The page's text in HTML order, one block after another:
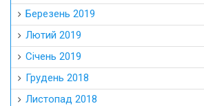
Березень 2019
Лютий 2019
Січень 2019
Грудень 2018
Листопад 2018